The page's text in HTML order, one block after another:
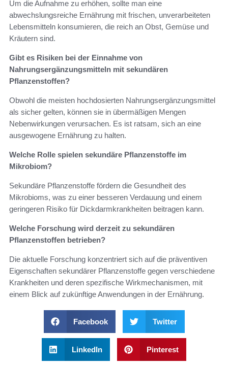
Um die Aufnahme zu erhöhen, sollte man eine
abwechslungsreiche Ernährung mit frischen, unverarbeiteten
Lebensmitteln konsumieren, die reich an Obst, Gemüse und
Kräutern sind.
Gibt es Risiken bei der Einnahme von
Nahrungsergänzungsmitteln mit sekundären
Pflanzenstoffen?
Obwohl die meisten hochdosierten Nahrungsergänzungsmittel
als sicher gelten, können sie in übermäßigen Mengen
Nebenwirkungen verursachen. Es ist ratsam, sich an eine
ausgewogene Ernährung zu halten.
Welche Rolle spielen sekundäre Pflanzenstoffe im
Mikrobiom?
Sekundäre Pflanzenstoffe fördern die Gesundheit des
Mikrobioms, was zu einer besseren Verdauung und einem
geringeren Risiko für Dickdarmkrankheiten beitragen kann.
Welche Forschung wird derzeit zu sekundären
Pflanzenstoffen betrieben?
Die aktuelle Forschung konzentriert sich auf die präventiven
Eigenschaften sekundärer Pflanzenstoffe gegen verschiedene
Krankheiten und deren spezifische Wirkmechanismen, mit
einem Blick auf zukünftige Anwendungen in der Ernährung.
Facebook Twitter
LinkedIn Pinterest